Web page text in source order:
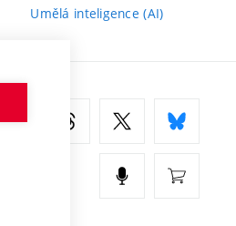
Umělá inteligence (AI)